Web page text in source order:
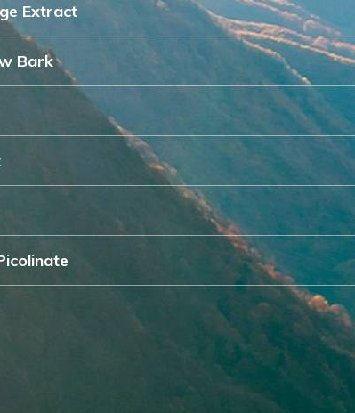
Extract
Bark